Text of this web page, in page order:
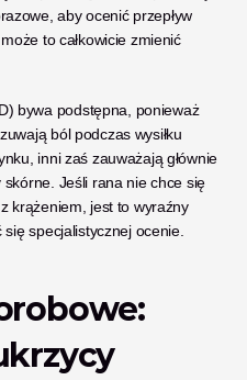
aby ocenić przepływ
to całkowicie zmienić
bywa podstępna, ponieważ
ból podczas wysiłku
inni zaś zauważają głównie
Jeśli rana nie chce się
krążeniem, jest to wyraźny
specjalistycznej ocenie.